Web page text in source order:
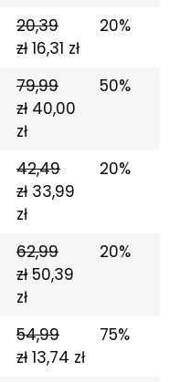
20,39
zł 16,31 zł
20%
79,99
zł 40,00
zł
50%
42,49
zł 33,99
zł
20%
62,99
zł 50,39
zł
20%
54,99
zł 13,74 zł
75%